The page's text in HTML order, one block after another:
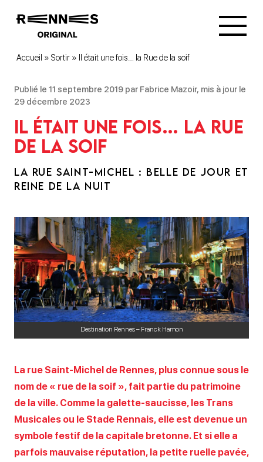
Accueil » Sortir » Il était une fois… la Rue de la soif
Publié le 11 septembre 2019 par Fabrice Mazoir, mis à jour le
29 décembre 2023
Il était une fois… la Rue
de la soif
LA RUE SAINT-MICHEL : BELLE DE JOUR ET
REINE DE LA NUIT
Destination Rennes – Franck Hamon
La rue Saint-Michel de Rennes, plus connue sous le
nom de « rue de la soif », fait partie du patrimoine
de la ville. Comme la galette-saucisse, les Trans
Musicales ou le Stade Rennais, elle est devenue un
symbole festif de la capitale bretonne. Et si elle a
parfois mauvaise réputation, la petite ruelle pavée,